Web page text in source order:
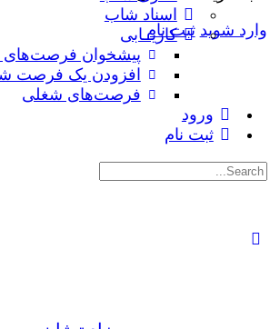
وارد شوید ثبت نام
اسناد شاب
کاریــابی
پیشخوان
افزودن یک فرصت
فرصت‌های شغلی
ورود
ثبت نام
جستجوی: